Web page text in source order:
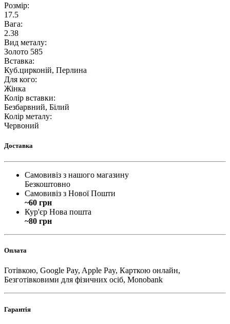
Розмір:
17.5
Вага:
2.38
Вид металу:
Золото 585
Вставка:
Куб.цирконій, Перлина
Для кого:
Жінка
Колір вставки:
Безбарвний, Білий
Колір металу:
Червоний
Доставка
Самовивіз з нашого магазину
Безкоштовно
Самовивіз з Нової Пошти
~60 грн
Кур'єр Нова пошта
~80 грн
Оплата
Готівкою, Google Pay, Apple Pay, Карткою онлайн,
Безготівковими для фізичних осіб, Monobank
Гарантія